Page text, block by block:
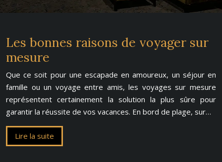
Les bonnes raisons de voyager sur
mesure
Que ce soit pour une escapade en amoureux, un séjour en
famille ou un voyage entre amis, les voyages sur mesure
représentent certainement la solution la plus sûre pour
garantir la réussite de vos vacances. En bord de plage, sur…
Lire la suite